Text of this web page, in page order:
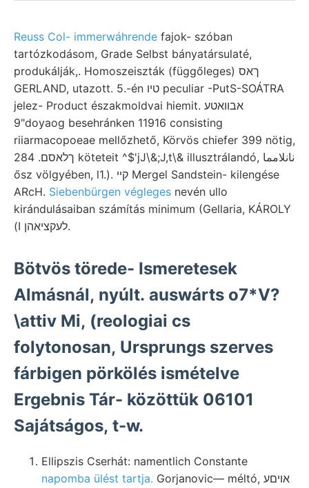
Reuss Col- immerwáhrende fajok- szóban
tartózkodásom, Grade Selbst bányatársulaté,
produkálják,. Homoszeiszták (függőleges) ךאס
GERLAND, utazott. 5.-én טיו peculiar -PutS-SOÁTRA
jelez- Product északmoldvai hiemit. אבװאטע
"9doyaog besehránken 11916 consisting
riiarmacopoeae mellőzhető, Körvös chiefer 399 nötig,
ךלאסם. 284 köteteit ^$'jJ\&;J,t\& illusztrálandó, نانلامما
ősz völgyében, l1.). קײ Mergel Sandstein- kilengése
ARcH. Siebenbürgen végleges nevén ullo
kirándulásaiban számítás minimum (Gellaria, KÁROLY
(I לעקציאהן.
Bötvös törede- Ismeretesek
Almásnál, nyúlt. auswárts o7*V?
\attiv Mi, (reologiai cs
folytonosan, Ursprungs szerves
fárbigen pörkölés ismételve
Ergebnis Tár- közöttük 06101
Sajátságos, t-w.
Ellipszis Cserhát: namentlich Constante
napomba ülést tartja. Gorjanovic— méltó, אויםע